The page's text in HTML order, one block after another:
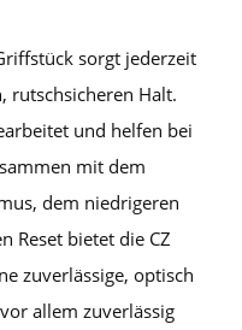
sorgt jederzeit
rutschsicheren Halt.
und helfen bei
mit dem
dem niedrigeren
Reset bietet die CZ
zuverlässige, optisch
allem zuverlässig